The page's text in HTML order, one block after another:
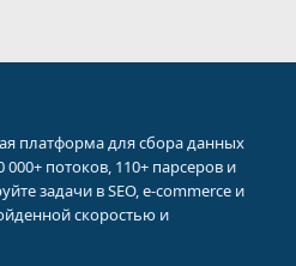
платформа для сбора данных
потоков, 110+ парсеров и
задачи в SEO, e-commerce и
скоростью и